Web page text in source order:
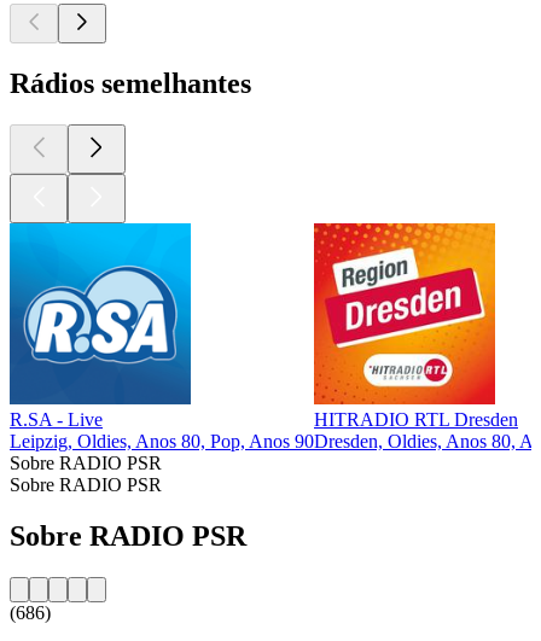
Rádios semelhantes
R.SA - Live
Leipzig, Oldies, Anos 80, Pop, Anos 90
HITRADIO RTL Dresden
Dresden, Oldies, Anos 80,
Sobre RADIO PSR
Sobre RADIO PSR
Sobre RADIO PSR
(686)